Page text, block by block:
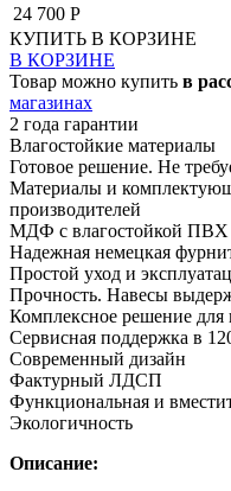
24 700 Р
КУПИТЬ В КОРЗИНЕ
В КОРЗИНЕ
Товар можно купить в
магазинах
2 года гарантии
Влагостойкие материалы
Готовое решение. Не
Материалы и
производителей
МДФ с влагостойкой ПВХ
Надежная немецкая
Простой уход и
Прочность. Навесы
Комплексное решение для
Сервисная поддержка в
Современный дизайн
Фактурный ЛДСП
Функциональная и
Экологичность
Описание: